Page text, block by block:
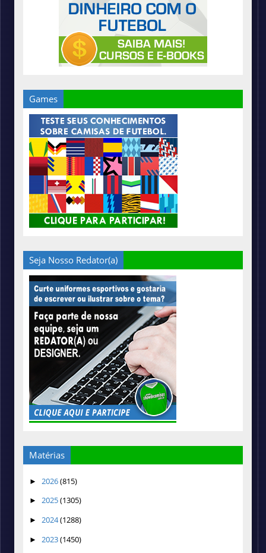
Games
Seja Nosso Redator(a)
Matérias
► 2026(815)
► 2025(1305)
► 2024(1288)
► 2023(1450)